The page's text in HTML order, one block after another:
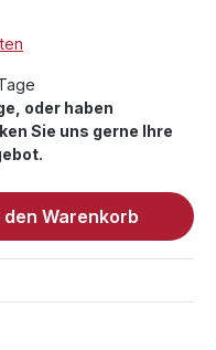
oder haben
Sie uns gerne Ihre
den Warenkorb